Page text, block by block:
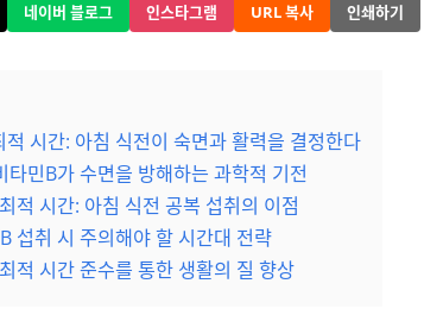
네이버 블로그 인스타그램 URL 복사 인쇄하기
적 시간: 아침 식전이 숙면과 활력을 결정한다
타민B가 수면을 방해하는 과학적 기전
적 시간: 아침 식전 공복 섭취의 이점
섭취 시 주의해야 할 시간대 전략
적 시간 준수를 통한 생활의 질 향상